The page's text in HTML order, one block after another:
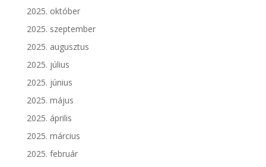
2025. október
2025. szeptember
2025. augusztus
2025. július
2025. június
2025. május
2025. április
2025. március
2025. február